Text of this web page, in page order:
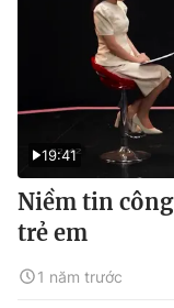
19:41
Niềm tin
trẻ em
1 năm trước